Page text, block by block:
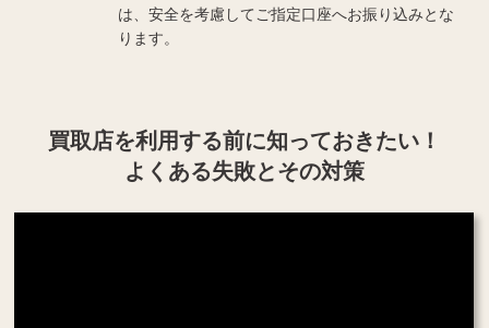
は、安全を考慮してご指定口座へお振り込みとな
ります。
買取店を利用する前に知っておきたい！
よくある失敗とその対策